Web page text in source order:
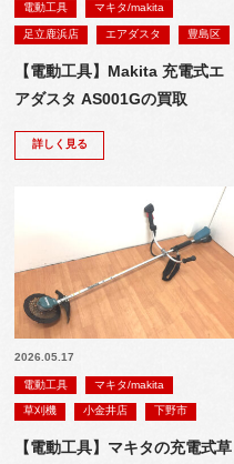
電動工具 マキタ/makita
足立鹿浜店 エアダスタ 豊島区
【電動工具】Makita 充電式エ
アダスタ AS001Gの買取
詳しく見る
2026.05.17
電動工具 マキタ/makita
草刈機 小金井店 下野市
【電動工具】マキタの充電式草